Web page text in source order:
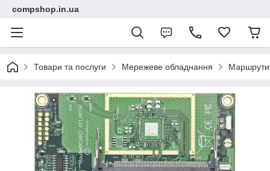
compshop.in.ua
Товари та послуги Мережеве обладнання